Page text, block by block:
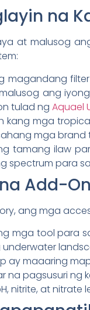
na
at malusog
magandang
ang
tulad ng Aquael
kang mga
mga brand
tamang ilaw
spectrum para
Add-
ang mga
mga tool para
ay maaaring
na pagsusuri
nitrite, at nitrate